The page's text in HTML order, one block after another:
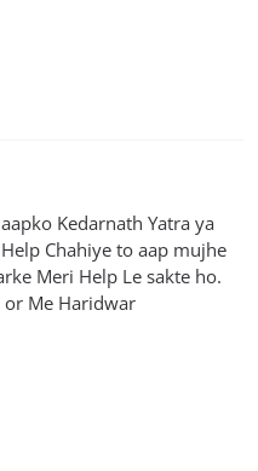
Kedarnath Yatra ya
Chahiye to aap mujhe
Meri Help Le sakte ho.
or Me Haridwar